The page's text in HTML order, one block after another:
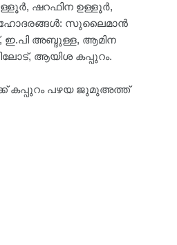
ഷറഫിന ഉള്ളൂർ,
സുലൈമാൻ
ഇ.പി അബ്ദുള്ള, ആമിന
ആയിശ കപ്പുറം.
കപ്പുറം പഴയ ജുമുഅത്ത്